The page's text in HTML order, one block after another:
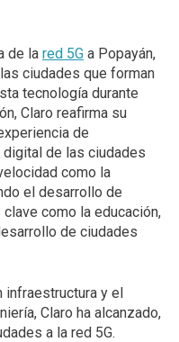
de la red 5G a Popayán,
ciudades que forman
tecnología durante
Claro reafirma su
de
digital de las ciudades
como la
el desarrollo de
como la educación,
de ciudades
infraestructura y el
Claro ha alcanzado,
a la red 5G.